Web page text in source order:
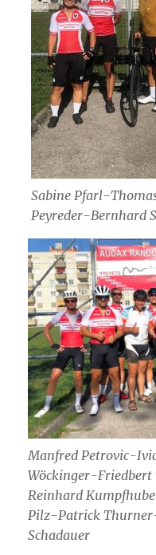
Sabine Pfarl-
Peyreder-Bernhard
Manfred Petrovic-
Wöckinger-
Reinhard
Pilz-Patrick
Schadauer